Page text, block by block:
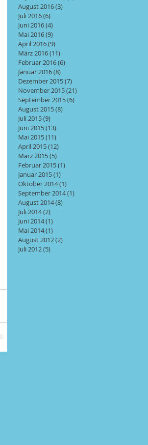
August 2016(3)
Juli 2016(6)
Juni 2016(4)
Mai 2016(9)
April 2016(9)
März 2016(11)
Februar 2016(6)
Januar 2016(8)
Dezember 2015(7)
November 2015(21)
September 2015(6)
August 2015(8)
Juli 2015(9)
Juni 2015(13)
Mai 2015(11)
April 2015(12)
März 2015(5)
Februar 2015(1)
Januar 2015(1)
Oktober 2014(1)
September 2014(1)
August 2014(8)
Juli 2014(2)
Juni 2014(1)
Mai 2014(1)
August 2012(2)
Juli 2012(5)